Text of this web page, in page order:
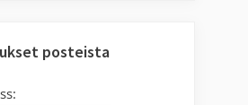
posteista